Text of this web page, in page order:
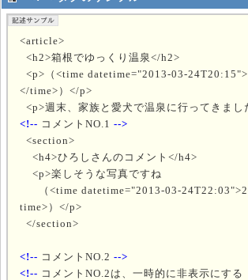
<article>
<h2>箱根でゆっくり温泉</h2>
<p>（<time datetime="2013-03-
</time>）</p>
<p>週末、家族と愛犬で温泉に行ってきまし
<!-- コメントNO.1 -->
<section>
<h4>ひろしさんのコメント</h4>
<p>楽しそうな写真ですね
（<time datetime="2013-03-
time>）</p>
</section>
<!-- コメントNO.2 -->
<!-- コメントNO.2は、一時的に非表示にす